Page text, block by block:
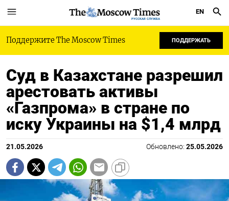
РУССКАЯ СЛУЖБА
EN
Поддержите The Moscow Times ПОДДЕРЖАТЬ
Суд в Казахстане разрешил
арестовать активы
«Газпрома» в стране по
иску Украины на $1,4 млрд
21.05.2026 Обновлено: 25.05.2026